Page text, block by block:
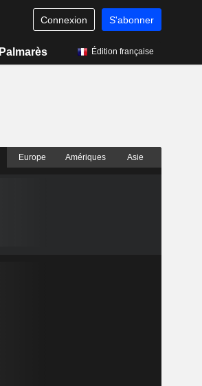
Connexion S'abonner
Palmarès Édition française
Europe Amériques Asie